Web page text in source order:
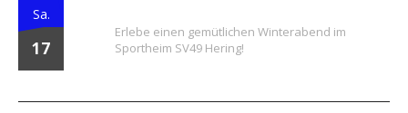
Sa.
17
Erlebe einen gemütlichen Winterabend im
Sportheim SV49 Hering!